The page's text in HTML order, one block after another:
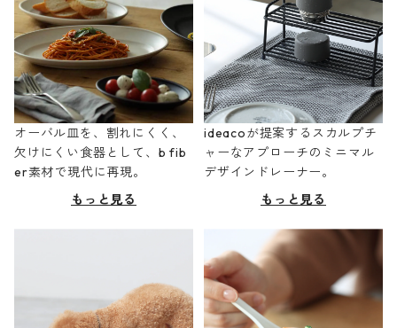
オーバル皿を、割れにくく、
欠けにくい食器として、b fib
er素材で現代に再現。
もっと見る
ideacoが提案するスカルプチ
ャーなアプローチのミニマル
デザインドレーナー。
もっと見る